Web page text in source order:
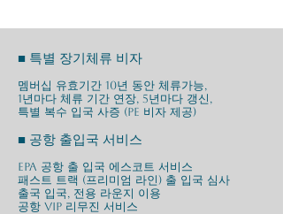
■ 특별 장기체류 비자
멤버십 유효기간 10년 동안 체류가능,
1년마다 체류 기간 연장, 5년마다 갱신,
특별 복수 입국 사증 (PE 비자 제공)
■ 공항 출입국 서비스
EPA 공항 출 입국 에스코트 서비스
패스트 트랙 (프리미엄 라인) 출 입국 심사
출국 입국, 전용 라운지 이용
공항 VIP 리무진 서비스